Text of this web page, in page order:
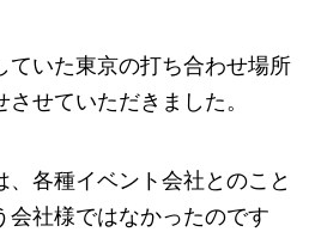
ていた東京の打ち合わせ場所
せていただきました。
、各種イベント会社とのこと
会社様ではなかったのです